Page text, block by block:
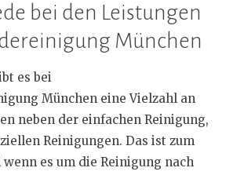
bei den Leistungen
München
es bei
München eine Vielzahl an
neben der einfachen Reinigung,
Reinigungen. Das ist zum
es um die Reinigung nach